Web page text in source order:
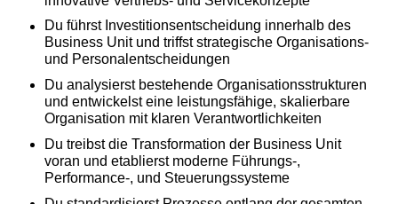
Du führst Investitionsentscheidung innerhalb des
Business Unit und triffst strategische Organisations-
und Personalentscheidungen
Du analysierst bestehende Organisationsstrukturen
und entwickelst eine leistungsfähige, skalierbare
Organisation mit klaren Verantwortlichkeiten
Du treibst die Transformation der Business Unit
voran und etablierst moderne Führungs-,
Performance-, und Steuerungssysteme